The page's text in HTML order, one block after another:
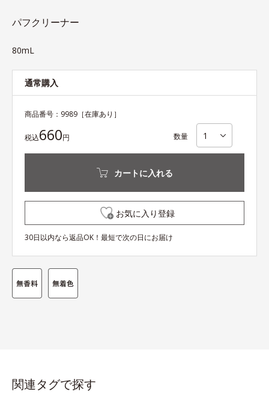
パフクリーナー
80mL
通常購入
商品番号： 9989 ［在庫あり］
税込660円 数量
カートに入れる
お気に入り登録
30日以内なら返品OK！最短で次の日にお届け
関連タグで探す